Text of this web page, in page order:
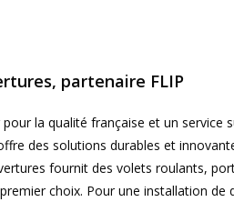
partenaire FLIP
la qualité française et un service
des solutions durables et
fournit des volets roulants,
choix. Pour une installation de